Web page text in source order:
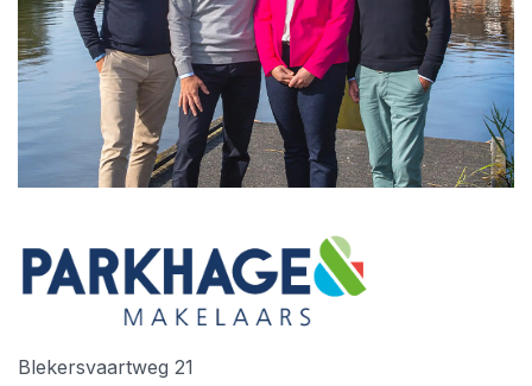
Blekersvaartweg 21